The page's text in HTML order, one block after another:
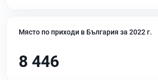
Място по приходи в България за 2022 г.
8 446